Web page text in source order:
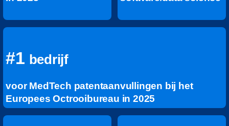
#1 bedrijf
voor MedTech patentaanvullingen bij het
Europees Octrooibureau in 2025